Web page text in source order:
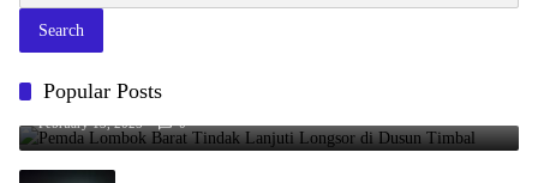
Search
Popular Posts
Pemda Lombok Barat Tindak Lanjuti Longsor di Dusun Timbal
February 13, 2025 0